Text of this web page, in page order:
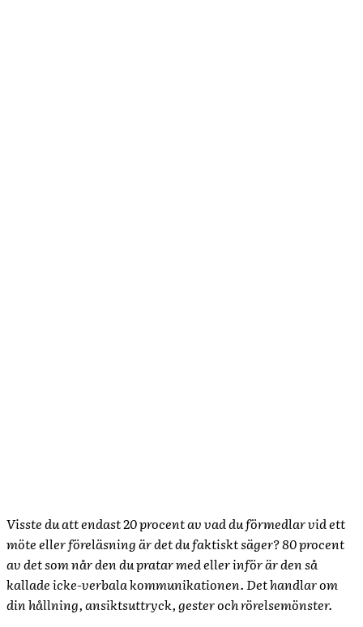
Visste du att endast 20 procent av vad du förmedlar vid ett
möte eller föreläsning är det du faktiskt säger? 80 procent
av det som når den du pratar med eller inför är den så
kallade icke-verbala kommunikationen. Det handlar om
din hållning, ansiktsuttryck, gester och rörelsemönster.